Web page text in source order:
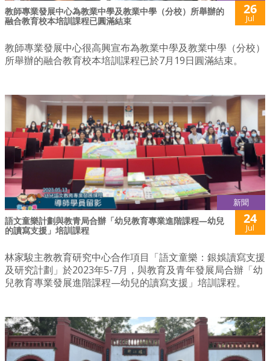
教師專業發展中心為教業中學及教業中學（分校）所舉辦的
融合教育校本培訓課程已圓滿結束
26
Jul
教師專業發展中心很高興宣布為教業中學及教業中學（分校）
所舉辦的融合教育校本培訓課程已於7月19日圓滿結束。
新聞
語文童樂計劃與教青局合辦「幼兒教育專業進階課程—幼兒
的讀寫支援」培訓課程
24
Jul
林家駿主教教育研究中心合作項目「語文童樂：銀娛讀寫支援
及研究計劃」於2023年5-7月，與教育及青年發展局合辦「幼
兒教育專業發展進階課程—幼兒的讀寫支援」培訓課程。